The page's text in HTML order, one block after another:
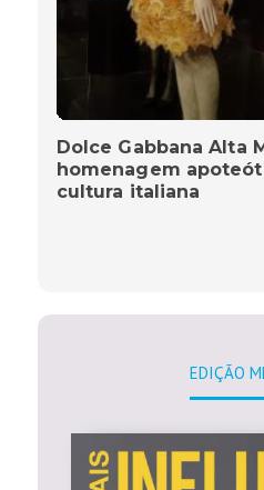
Dolce Gabbana Alta
homenagem
cultura italiana
EDIÇÃO